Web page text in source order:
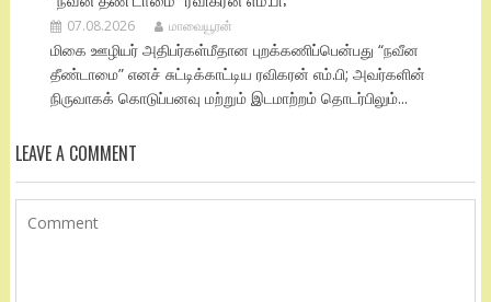
07.08.2026 மாவையூரன்
மிகை ஊழியர் அதிபர்கள்மீதான புறக்கணிப்பென்பது “நவீன
தீண்டாமை” எனச் சுட்டிக்காட்டிய ரவிகரன் எம்.பி; அவர்களின்
நிருவாகக் கொடுப்பனவு மற்றும் இடமாற்றம் தொடர்பிலும்...
LEAVE A COMMENT